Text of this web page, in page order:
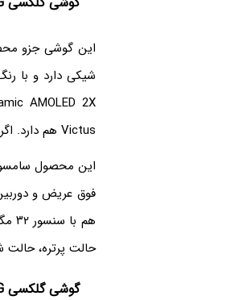
Victus هم دارد. اگر می‌خواهید یک گوشی مقاوم بخرید، ما گلکسی S21 FE 5G را به شما پیشنهاد می‌کنیم.
حالت پرتره،
گوشی گلکسی A33 5G